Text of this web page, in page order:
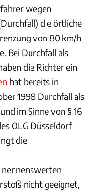
wegen
die örtliche
von 80 km/h
Bei Durchfall als
die Richter ein
hat bereits in
1998 Durchfall als
im Sinne von § 16
OLG Düsseldorf
die
nicht geeignet,